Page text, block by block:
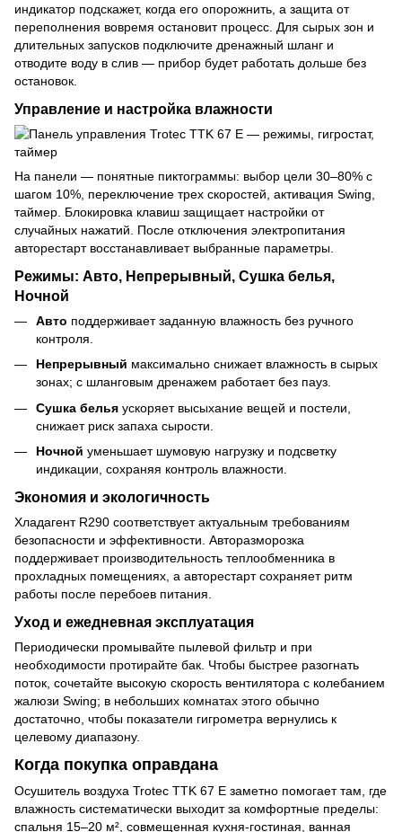
индикатор подскажет, когда его опорожнить, а защита от
переполнения вовремя остановит процесс. Для сырых зон и
длительных запусков подключите дренажный шланг и
отводите воду в слив — прибор будет работать дольше без
остановок.
Управление и настройка влажности
На панели — понятные пиктограммы: выбор цели 30–80% с
шагом 10%, переключение трех скоростей, активация Swing,
таймер. Блокировка клавиш защищает настройки от
случайных нажатий. После отключения электропитания
авторестарт восстанавливает выбранные параметры.
Режимы: Авто, Непрерывный, Сушка белья,
Ночной
Авто поддерживает заданную влажность без ручного
контроля.
Непрерывный максимально снижает влажность в сырых
зонах; с шланговым дренажем работает без пауз.
Сушка белья ускоряет высыхание вещей и постели,
снижает риск запаха сырости.
Ночной уменьшает шумовую нагрузку и подсветку
индикации, сохраняя контроль влажности.
Экономия и экологичность
Хладагент R290 соответствует актуальным требованиям
безопасности и эффективности. Авторазморозка
поддерживает производительность теплообменника в
прохладных помещениях, а авторестарт сохраняет ритм
работы после перебоев питания.
Уход и ежедневная эксплуатация
Периодически промывайте пылевой фильтр и при
необходимости протирайте бак. Чтобы быстрее разогнать
поток, сочетайте высокую скорость вентилятора с колебанием
жалюзи Swing; в небольших комнатах этого обычно
достаточно, чтобы показатели гигрометра вернулись к
целевому диапазону.
Когда покупка оправдана
Осушитель воздуха Trotec TTK 67 E заметно помогает там, где
влажность систематически выходит за комфортные пределы:
спальня 15–20 м², совмещенная кухня-гостиная, ванная